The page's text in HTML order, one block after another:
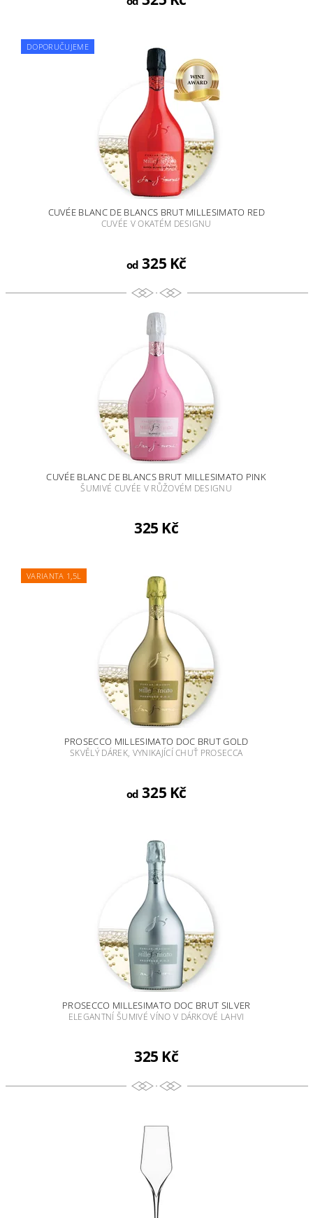
DOPORUČUJEME
CUVÉE BLANC DE BLANCS BRUT MILLESIMATO RED
CUVÉE V OKATÉM DESIGNU
od 325 Kč
CUVÉE BLANC DE BLANCS BRUT MILLESIMATO PINK
ŠUMIVÉ CUVÉE V RŮŽOVÉM DESIGNU
325 Kč
VARIANTA 1,5L
PROSECCO MILLESIMATO DOC BRUT GOLD
SKVĚLÝ DÁREK, VYNIKAJÍCÍ CHUŤ PROSECCA
od 325 Kč
PROSECCO MILLESIMATO DOC BRUT SILVER
ELEGANTNÍ ŠUMIVÉ VÍNO V DÁRKOVÉ LAHVI
325 Kč